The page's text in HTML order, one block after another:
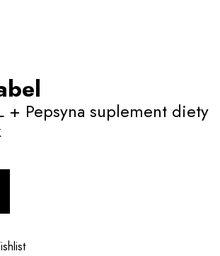
+ Pepsyna suplement diety